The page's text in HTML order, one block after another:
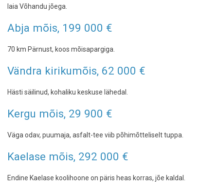
laia Võhandu jõega.
Abja mõis, 199 000 €
70 km Pärnust, koos mõisapargiga.
Vändra kirikumõis, 62 000 €
Hästi säilinud, kohaliku keskuse lähedal.
Kergu mõis, 29 900 €
Väga odav, puumaja, asfalt-tee viib põhimõtteliselt tuppa.
Kaelase mõis, 292 000 €
Endine Kaelase koolihoone on päris heas korras, jõe kaldal.